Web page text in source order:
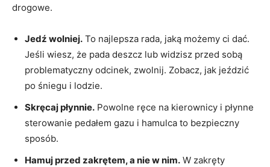
drogowe.
Jedź wolniej. To najlepsza rada, jaką możemy ci dać.
Jeśli wiesz, że pada deszcz lub widzisz przed sobą
problematyczny odcinek, zwolnij. Zobacz, jak jeździć
po śniegu i lodzie.
Skręcaj płynnie. Powolne ręce na kierownicy i płynne
sterowanie pedałem gazu i hamulca to bezpieczny
sposób.
Hamuj przed zakrętem, a nie w nim. W zakręty